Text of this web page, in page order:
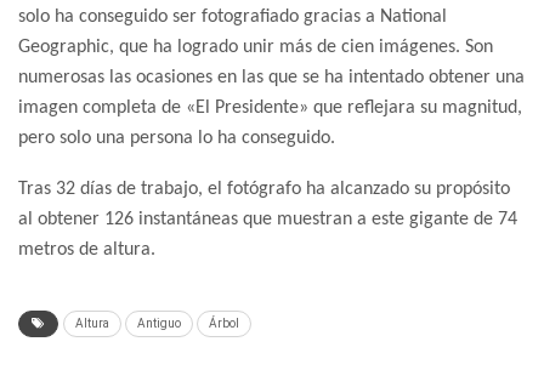
solo ha conseguido ser fotografiado gracias a National
Geographic, que ha logrado unir más de cien imágenes. Son
numerosas las ocasiones en las que se ha intentado obtener una
imagen completa de «El Presidente» que reflejara su magnitud,
pero solo una persona lo ha conseguido.
Tras 32 días de trabajo, el fotógrafo ha alcanzado su propósito
al obtener 126 instantáneas que muestran a este gigante de 74
metros de altura.
Altura Antiguo Árbol